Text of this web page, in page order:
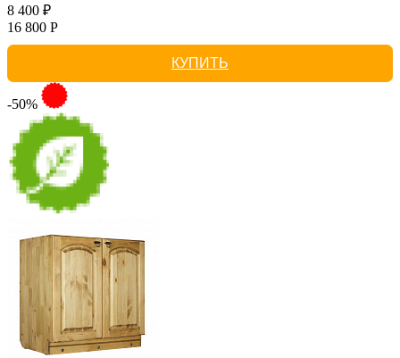
8 400 ₽
16 800 Р
КУПИТЬ
-50%